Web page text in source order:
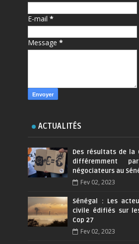
E-mail*
Message*
ACTUALITÉS
Des résultats de la
différemment
négociateurs au
Fev 02, 2023
Sénégal : Les
civile édifiés sur
Cop 27
Fev 02, 2023